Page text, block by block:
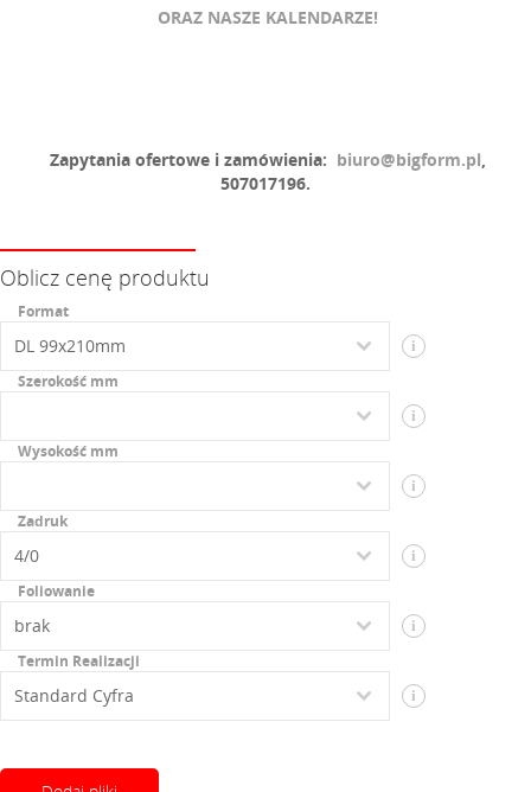
ORAZ NASZE KALENDARZE!
Zapytania ofertowe i zamówienia: biuro@bigform.pl,
507017196.
Oblicz cenę produktu
Format
i
Szerokość mm
i
Wysokość mm
i
Zadruk
i
Foliowanie
i
Termin Realizacji
i